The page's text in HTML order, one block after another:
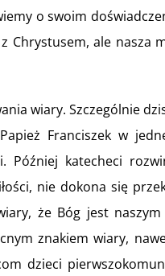
o swoim
Chrystusem, ale nasza
wiary. Szczególnie
Franciszek w
Później katecheci
nie dokona się
że Bóg jest
znakiem wiary,
dzieci